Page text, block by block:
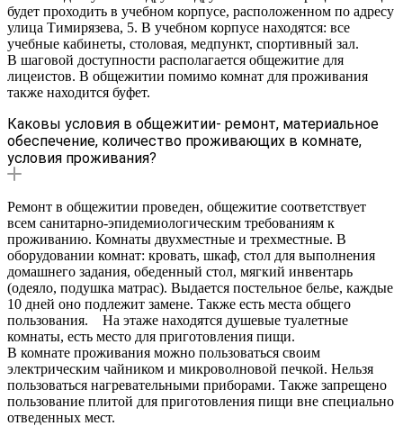
будет проходить в учебном корпусе, расположенном по адресу
улица Тимирязева, 5. В учебном корпусе находятся: все
учебные кабинеты, столовая, медпункт, спортивный зал.
В шаговой доступности располагается общежитие для
лицеистов. В общежитии помимо комнат для проживания
также находится буфет.
Каковы условия в общежитии- ремонт, материальное
обеспечение, количество проживающих в комнате,
условия проживания?
Ремонт в общежитии проведен, общежитие соответствует
всем санитарно-эпидемиологическим требованиям к
проживанию. Комнаты двухместные и трехместные. В
оборудовании комнат: кровать, шкаф, стол для выполнения
домашнего задания, обеденный стол, мягкий инвентарь
(одеяло, подушка матрас). Выдается постельное белье, каждые
10 дней оно подлежит замене. Также есть места общего
пользования. На этаже находятся душевые туалетные
комнаты, есть место для приготовления пищи.
В комнате проживания можно пользоваться своим
электрическим чайником и микроволновой печкой. Нельзя
пользоваться нагревательными приборами. Также запрещено
пользование плитой для приготовления пищи вне специально
отведенных мест.